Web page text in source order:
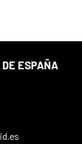
ESPAÑA